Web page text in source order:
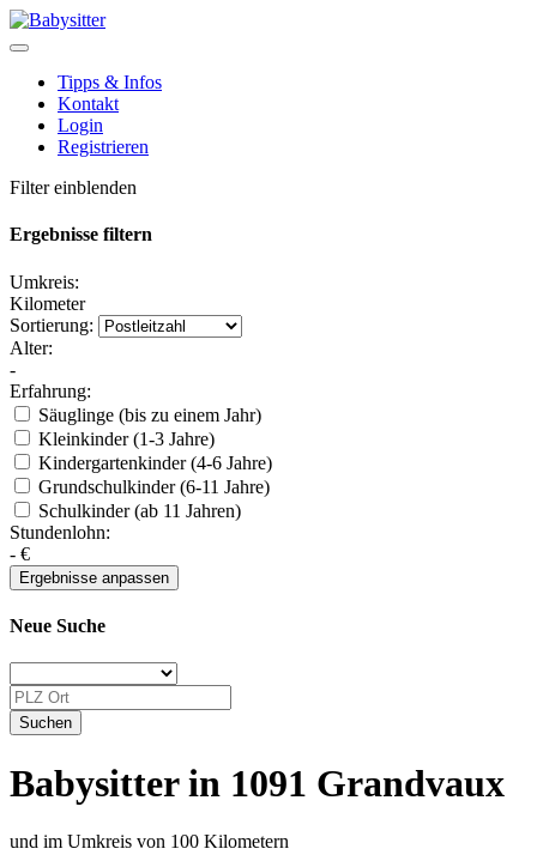
Tipps & Infos
Kontakt
Login
Registrieren
Filter einblenden
Ergebnisse filtern
Umkreis:
Kilometer
Sortierung:
Alter:
-
Erfahrung:
Säuglinge (bis zu einem Jahr)
Kleinkinder (1-3 Jahre)
Kindergartenkinder (4-6 Jahre)
Grundschulkinder (6-11 Jahre)
Schulkinder (ab 11 Jahren)
Stundenlohn:
- €
Neue Suche
Babysitter in 1091 Grandvaux
und im Umkreis von 100 Kilometern